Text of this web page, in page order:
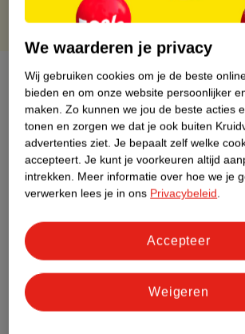
Over dit product
Productinformatie
Etiketinformatie
Impact Score.
We waarderen je privacy
Wij gebruiken cookies om je de beste
bieden en om onze website persoonlijker
maken. Zo kunnen we jou de beste acties
tonen en zorgen we dat je ook buiten
advertenties ziet. Je bepaalt zelf welke
accepteert. Je kunt je voorkeuren altijd
intrekken. Meer informatie over hoe we je
verwerken lees je in ons Privacybeleid.
Weigeren
Accepteer